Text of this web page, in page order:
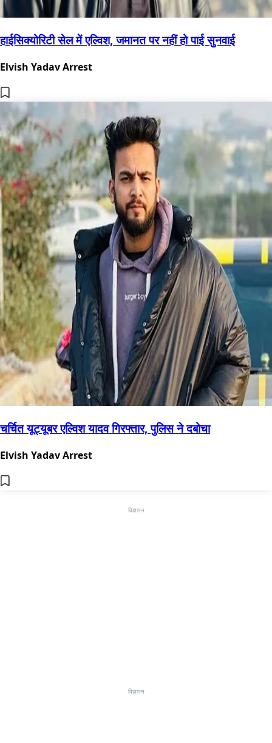
हाईसिक्योरिटी सेल में एल्विश, जमानत पर नहीं हो पाई सुनवाई
Elvish Yadav Arrest
चर्चित यूट्यूबर एल्विश यादव गिरफ्तार, पुलिस ने दबोचा
Elvish Yadav Arrest
विज्ञापन
विज्ञापन